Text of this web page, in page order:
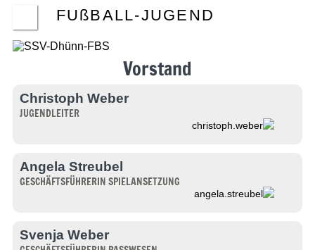
FUßBALL-JUGEND
Vorstand
Christoph Weber
JUGENDLEITER
christoph.weber
Angela Streubel
GESCHÄFTSFÜHRERIN SPIELANSETZUNG
angela.streubel
Svenja Weber